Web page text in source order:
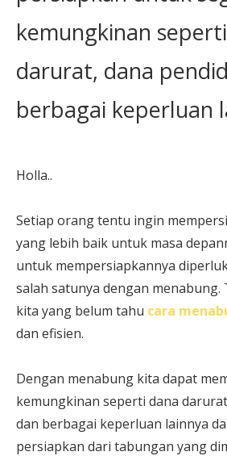
kemungkinan
darurat, dana
berbagai keperluan
Holla..
Setiap orang tentu ingin
yang lebih baik untuk masa
untuk mempersiapkannya
salah satunya dengan menabung.
kita yang belum tahu cara
dan efisien.
Dengan menabung kita dapat
kemungkinan seperti dana
dan berbagai keperluan lainnya
persiapkan dari tabungan yang